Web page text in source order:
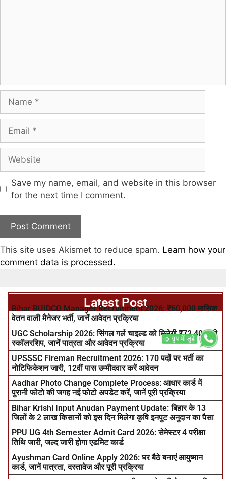
Save my name, email, and website in this browser
for the next time I comment.
This site uses Akismet to reduce spam. Learn how your
comment data is processed.
Latest Post
Bihar BUIDCO Manager Recruitment 2026: ₹60,000 मासिक
वेतन वाली मैनेजर भर्ती, जानें आवेदन प्रक्रिया
UGC Scholarship 2026: सिंगल गर्ल चाइल्ड को मिलेगी ₹72,400 की
स्कॉलरशिप, जानें पात्रता और आवेदन प्रक्रिया
UPSSSC Fireman Recruitment 2026: 170 पदों पर भर्ती का
नोटिफिकेशन जारी, 12वीं पास उम्मीदवार करें आवेदन
Aadhar Photo Change Complete Process: आधार कार्ड में
पुरानी फोटो की जगह नई फोटो अपडेट करें, जानें पूरी प्रक्रिया
Bihar Krishi Input Anudan Payment Update: बिहार के 13
जिलों के 2 लाख किसानों को इस दिन मिलेगा कृषि इनपुट अनुदान का पैसा
PPU UG 4th Semester Admit Card 2026: सेमेस्टर 4 परीक्षा
तिथि जारी, जल्द जारी होगा एडमिट कार्ड
Ayushman Card Online Apply 2026: घर बैठे बनाएं आयुष्मान
कार्ड, जानें पात्रता, दस्तावेज और पूरी प्रक्रिया